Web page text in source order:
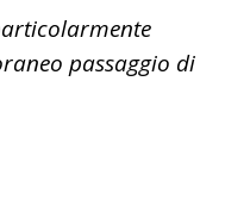
passaggio di